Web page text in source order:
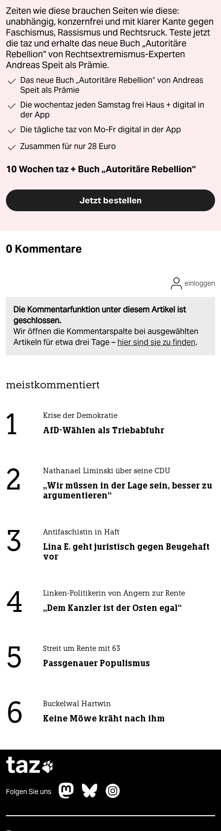
Zeiten wie diese brauchen Seiten wie diese:
unabhängig, konzernfrei und mit klarer Kante gegen
Faschismus, Rassismus und Rechtsruck. Teste jetzt
die taz und erhalte das neue Buch „Autoritäre
Rebellion“ von Rechtsextremismus-Experten
Andreas Speit als Prämie.
Das neue Buch „Autoritäre Rebellion“ von Andreas
Speit als Prämie
Die wochentaz jeden Samstag frei Haus + digital in
der App
Die tägliche taz von Mo-Fr digital in der App
Zusammen für nur 28 Euro
10 Wochen taz + Buch „Autoritäre Rebellion“
Jetzt bestellen
0 Kommentare
Die Kommentarfunktion unter diesem Artikel ist
geschlossen.
Wir öffnen die Kommentarspalte bei ausgewählten
Artikeln für etwa drei Tage – hier sind sie zu finden.
einloggen
meistkommentiert
1 Krise der Demokratie
AfD-Wählen als Triebabfuhr
2 Nathanael Liminski über seine CDU
„Wir müssen in der Lage sein, besser zu
argumentieren“
3 Antifaschistin in Haft
Lina E. geht juristisch gegen Beugehaft
vor
4 Linken-Politikerin von Angern zur Rente
„Dem Kanzler ist der Osten egal“
5 Streit um Rente mit 63
Passgenauer Populismus
6 Buckelwal Hartwin
Keine Möwe kräht nach ihm
taz
Folgen Sie uns